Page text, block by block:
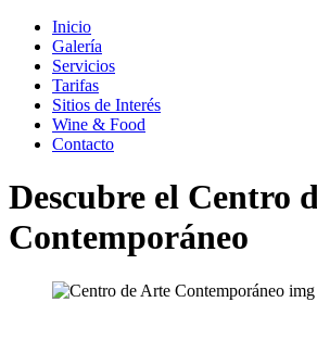
Inicio
Galería
Servicios
Tarifas
Sitios de Interés
Wine & Food
Contacto
Descubre el Centro
Contemporáneo